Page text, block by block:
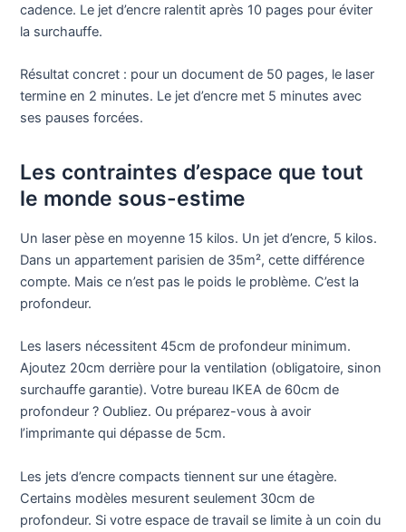
cadence. Le jet d’encre ralentit après 10 pages pour éviter
la surchauffe.
Résultat concret : pour un document de 50 pages, le laser
termine en 2 minutes. Le jet d’encre met 5 minutes avec
ses pauses forcées.
Les contraintes d’espace que tout
le monde sous-estime
Un laser pèse en moyenne 15 kilos. Un jet d’encre, 5 kilos.
Dans un appartement parisien de 35m², cette différence
compte. Mais ce n’est pas le poids le problème. C’est la
profondeur.
Les lasers nécessitent 45cm de profondeur minimum.
Ajoutez 20cm derrière pour la ventilation (obligatoire, sinon
surchauffe garantie). Votre bureau IKEA de 60cm de
profondeur ? Oubliez. Ou préparez-vous à avoir
l’imprimante qui dépasse de 5cm.
Les jets d’encre compacts tiennent sur une étagère.
Certains modèles mesurent seulement 30cm de
profondeur. Si votre espace de travail se limite à un coin du